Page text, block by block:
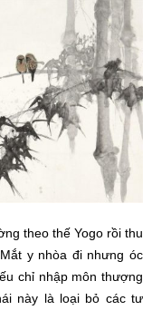
theo thế Yogo rồi thu
y nhòa đi nhưng óc
chỉ nhập môn thượng
này là loại bỏ các tư